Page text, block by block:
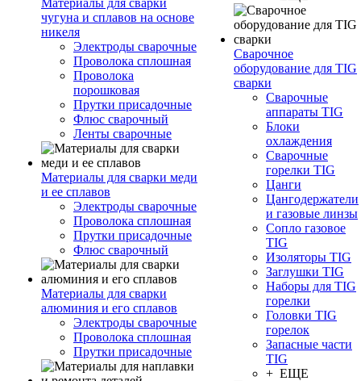
Материалы для сварки
чугуна и сплавов на основе
никеля
Электроды сварочные
Проволока сплошная
Проволока
порошковая
Прутки присадочные
Флюс сварочный
Ленты сварочные
Материалы для сварки меди
и ее сплавов
Электроды сварочные
Проволока сплошная
Прутки присадочные
Флюс сварочный
Материалы для сварки
алюминия и его сплавов
Электроды сварочные
Проволока сплошная
Прутки присадочные
Сварочное
оборудование для TIG
сварки
Сварочные
аппараты TIG
Блоки
охлаждения
Сварочные
горелки TIG
Цанги
Цангодержатели
и газовые линзы
Сопло газовое
TIG
Изоляторы TIG
Заглушки TIG
Наборы для TIG
горелки
Головки TIG
горелок
Запасные части
TIG
+ ЕЩЕ